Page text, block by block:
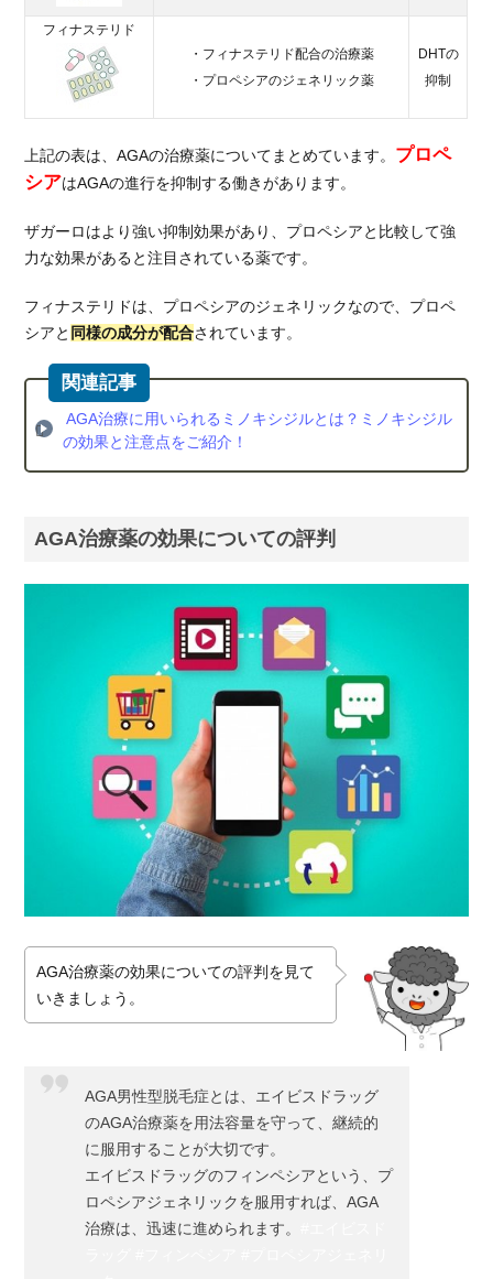
フィナステリド
・フィナステリド配合の治療薬
・プロペシアのジェネリック薬
DHTの
抑制
上記の表は、AGAの治療薬についてまとめています。 プロペ
シアはAGAの進行を抑制する働きがあります。
ザガーロはより強い抑制効果があり、プロペシアと比較して強
力な効果があると注目されている薬です。
フィナステリドは、プロペシアのジェネリックなので、プロペ
シアと 同様の成分が配合されています。
AGA治療に用いられるミノキシジルとは？ミノキシジル
の効果と注意点をご紹介！
AGA治療薬の効果についての評判
AGA治療薬の効果についての評判を見て
いきましょう。
AGA男性型脱毛症とは、エイビスドラッグ
のAGA治療薬を用法容量を守って、継続的
に服用することが大切です。
エイビスドラッグのフィンペシアという、プ
ロペシアジェネリックを服用すれば、AGA
治療は、迅速に進められます。